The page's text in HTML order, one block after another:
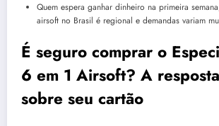
Quem espera ganhar dinheiro na primeira
airsoft no Brasil é regional e demandas variam
É seguro comprar o
6 em 1 Airsoft? A
sobre seu cartão